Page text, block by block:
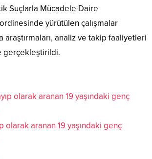
Suçlarla Mücadele Daire
yürütülen çalışmalar
araştırmaları, analiz ve takip faaliyetleri
gerçekleştirildi.
olarak aranan 19 yaşındaki genç